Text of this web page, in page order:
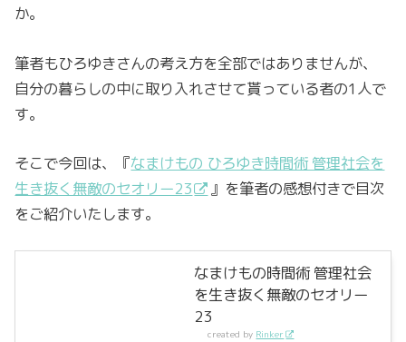
か。
筆者もひろゆきさんの考え方を全部ではありませんが、
自分の暮らしの中に取り入れさせて貰っている者の1人で
す。
そこで今回は、『なまけもの ひろゆき時間術 管理社会を
生き抜く無敵のセオリー23
』を筆者の感想付きで目次
をご紹介いたします。
なまけもの時間術 管理社会
を生き抜く無敵のセオリー
23
created by Rinker